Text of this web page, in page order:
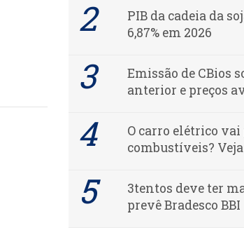
PIB da cadeia da
6,87% em 2026
Emissão de CBios
anterior e preços
O carro elétrico
combustíveis?
3tentos deve ter
prevê Bradesco BBI